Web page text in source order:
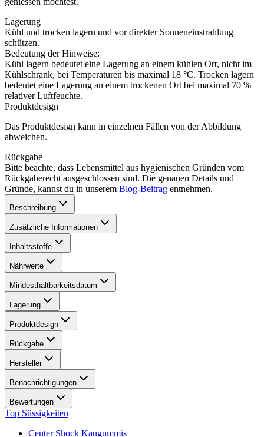
Lagerung
Kühl und trocken lagern und vor direkter Sonneneinstrahlung
schützen.
Bedeutung der Hinweise:
Kühl lagern bedeutet eine Lagerung an einem kühlen Ort, nicht im
Kühlschrank, bei Temperaturen bis maximal 18 °C. Trocken lagern
bedeutet eine Lagerung an einem trockenen Ort bei maximal 70 %
relativer Luftfeuchte.
Produktdesign
Das Produktdesign kann in einzelnen Fällen von der Abbildung
abweichen.
Rückgabe
Bitte beachte, dass Lebensmittel aus hygienischen Gründen vom
Rückgaberecht ausgeschlossen sind. Die genauen Details und
Gründe, kannst du in unserem Blog-Beitrag entnehmen.
Beschreibung
Zusätzliche Informationen
Inhaltsstoffe
Nährwerte
Mindesthaltbarkeitsdatum
Lagerung
Produktdesign
Rückgabe
Hersteller
Benachrichtigungen
Bewertungen
Top Süssigkeiten
Center Shock Kaugummis